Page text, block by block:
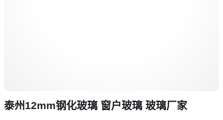
泰州12mm钢化玻璃 窗户玻璃 玻璃厂家